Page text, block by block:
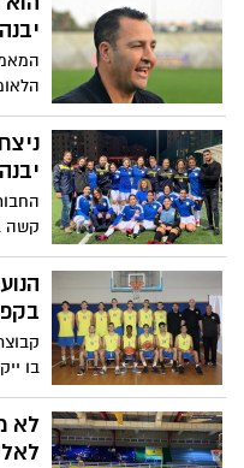
יבנה
יבנה
קשה
בו